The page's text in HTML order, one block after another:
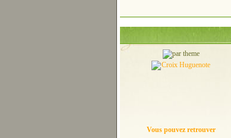
Vous pouvez retrouver